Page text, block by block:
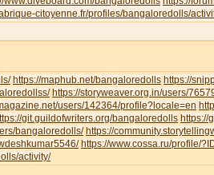
citoyenne.fr/profiles/bangaloredolls/
https://maphub.net/bangaloredolls https://
https://storyweaver.org.in/users/
users/142364/profile?locale=en
git.guildofwriters.org/bangaloredolls https://
bangaloredolls/ https://
https://www.cossa.ru/profile/
activity/